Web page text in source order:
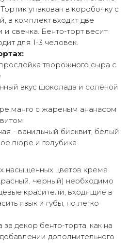
упакован в коробочку с
в комплект входит две
свечка. Бенто-торт весит
для 1-3 человек.
творожного сыра с
вкус шоколада и солёной
манго с жареным ананасом
- ванильный бисквит, белый
пюре и голубика
насыщенных цветов крема
черный) необходимо
красители, входящие в
язык и губы, но легко
за декор бенто-торта, как на
дополнительного